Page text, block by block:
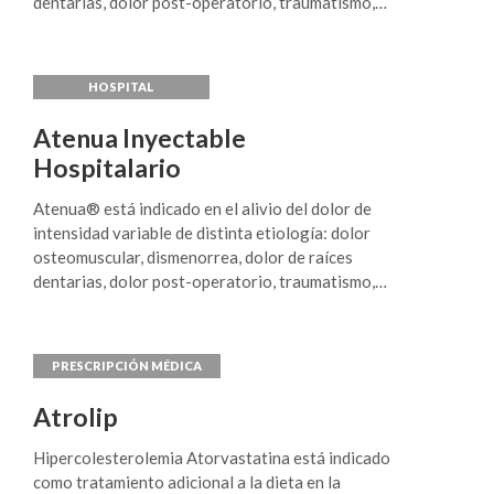
Atenua Inyectable
Hospitalario
Atenua® está indicado en el alivio del dolor de
intensidad variable de distinta etiología: dolor
osteomuscular, dismenorrea, dolor de raíces
dentarias, dolor post-operatorio, traumatismo,
Atrolip
Hipercolesterolemia Atorvastatina está indicado
como tratamiento adicional a la dieta en la